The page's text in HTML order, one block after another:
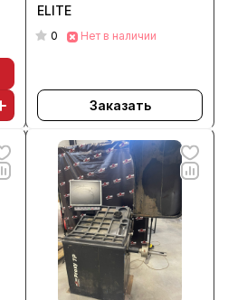
ELITE
0 Нет в наличии
Заказать